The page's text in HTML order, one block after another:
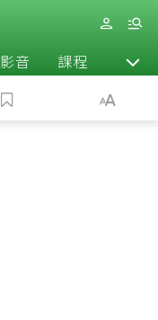
影音 課程 退休